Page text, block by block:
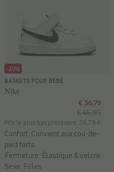
-20%
BASKETS POUR BÉBÉ
Nike
Prix le plus bas précédent: 36,79 €
€ 45,99
€ 36,79
Confort: Convient aux cou-de-
pied forts
Fermeture: Élastique & velcro
Sexe: Filles